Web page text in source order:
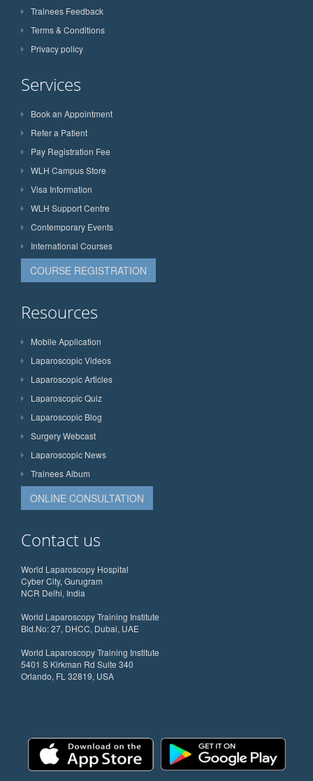
Trainees Feedback
Terms & Conditions
Privacy policy
Services
Book an Appointment
Refer a Patient
Pay Registration Fee
WLH Campus Store
Visa Information
WLH Support Centre
Contemporary Events
International Courses
COURSE REGISTRATION
Resources
Mobile Application
Laparoscopic Videos
Laparoscopic Articles
Laparoscopic Quiz
Laparoscopic Blog
Surgery Webcast
Laparoscopic News
Trainees Album
ONLINE CONSULTATION
Contact us
World Laparoscopy Hospital
Cyber City, Gurugram
NCR Delhi, India
World Laparoscopy Training Institute
Bld.No: 27, DHCC, Dubai, UAE
World Laparoscopy Training Institute
5401 S Kirkman Rd Suite 340
Orlando, FL 32819, USA